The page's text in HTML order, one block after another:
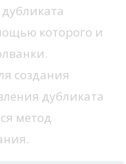
которого и
создания
дубликата
метод